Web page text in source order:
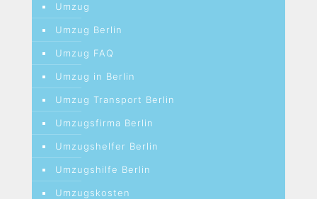
Umzug
Umzug Berlin
Umzug FAQ
Umzug in Berlin
Umzug Transport Berlin
Umzugsfirma Berlin
Umzugshelfer Berlin
Umzugshilfe Berlin
Umzugskosten